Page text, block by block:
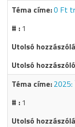
0 Ft
1
1